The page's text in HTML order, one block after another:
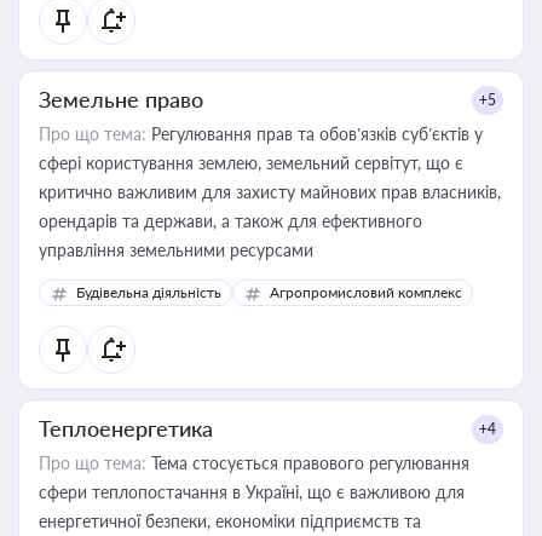
Земельне право +5
Про що тема: Регулювання прав та обов’язків суб’єктів у
сфері користування землею, земельний сервітут, що є
критично важливим для захисту майнових прав власників,
орендарів та держави, а також для ефективного
управління земельними ресурсами
Будівельна діяльність Агропромисловий комплекс
Теплоенергетика +4
Про що тема: Тема стосується правового регулювання
сфери теплопостачання в Україні, що є важливою для
енергетичної безпеки, економіки підприємств та